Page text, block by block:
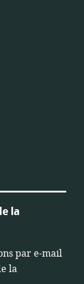
la
par e-mail
la